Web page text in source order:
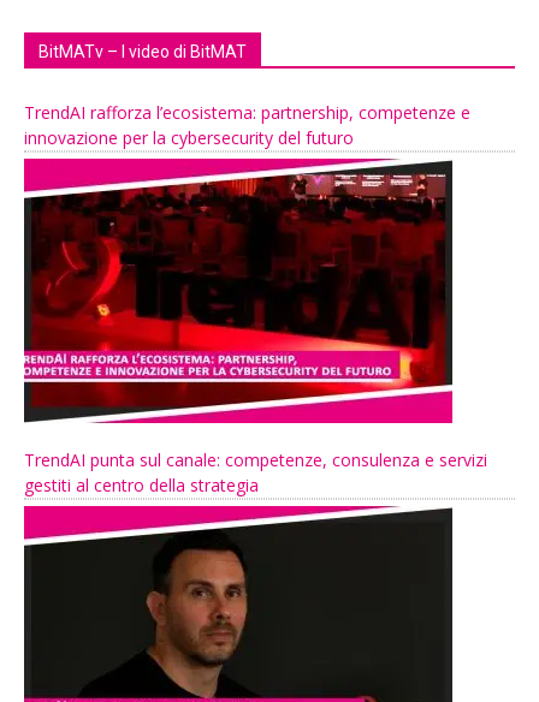
BitMATv – I video di BitMAT
TrendAI rafforza l’ecosistema: partnership, competenze e
innovazione per la cybersecurity del futuro
TrendAI punta sul canale: competenze, consulenza e servizi
gestiti al centro della strategia